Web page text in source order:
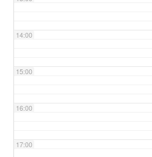
14:00
15:00
16:00
17:00